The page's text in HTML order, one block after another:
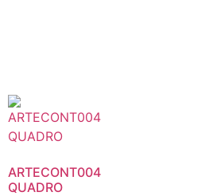
ARTECONT004
QUADRO